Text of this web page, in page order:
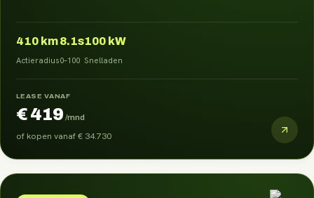
410 km
Actieradius
8.1s
0–100
100 kW
Snelladen
LEASE VANAF
€ 419 /mnd
of kopen vanaf€ 34.730